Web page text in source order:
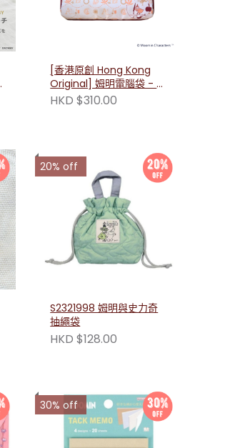
[香港原創 Hong Kong
Original] 姆明電腦袋 - 紅
白色(小美) 230115
HKD $310.00
20% off
S2321998 姆明與史力奇
抽繩袋
HKD $128.00
30% off